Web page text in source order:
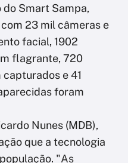
do Smart Sampa,
23 mil câmeras e
facial, 1902
flagrante, 720
e 41
foram
Nunes (MDB),
que a tecnologia
"As